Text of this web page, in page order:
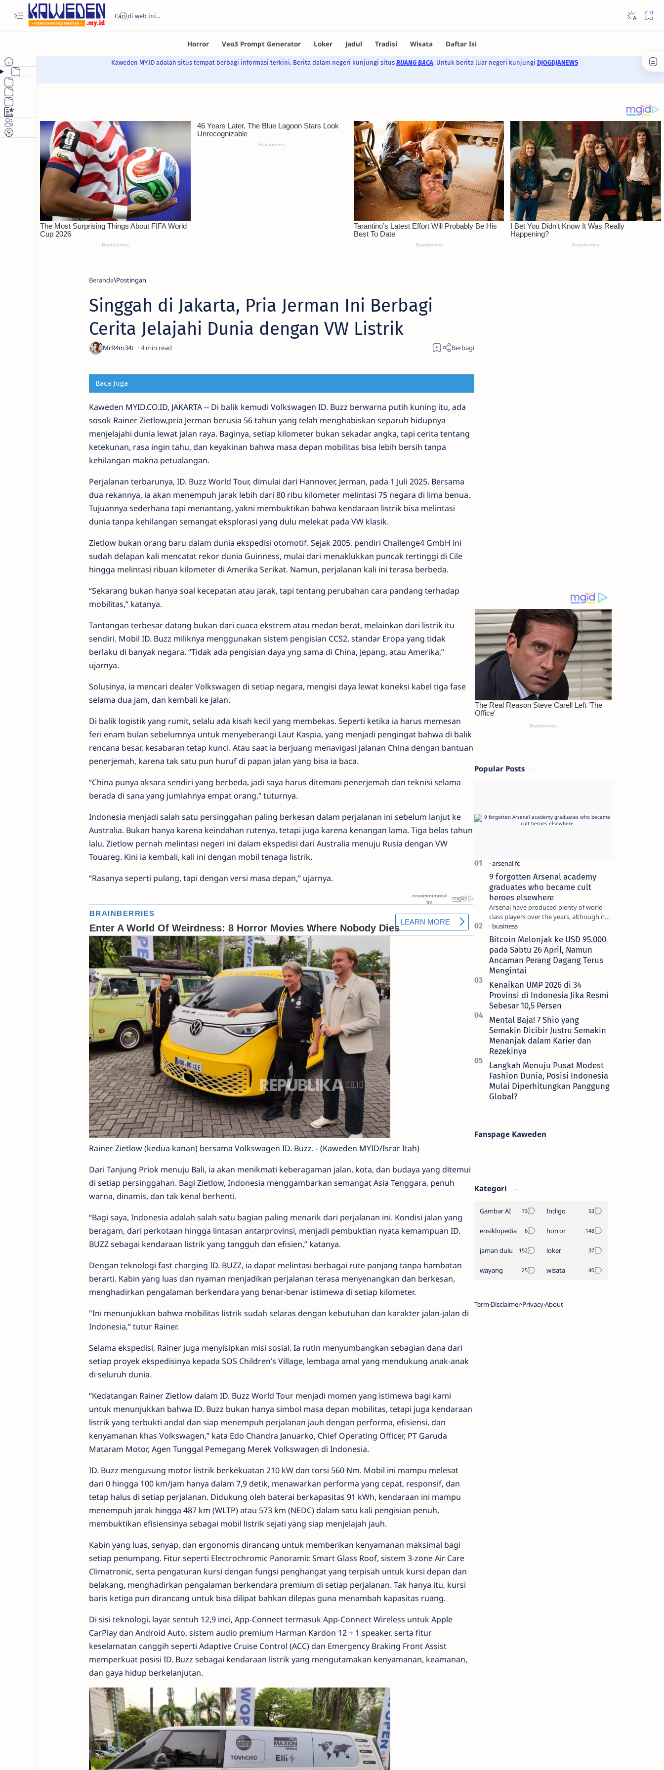
Kaweden MY.ID adalah situs tempat berbagi informasi terkini. Berita dalam negeri kunjungi situs RUANG BACA. Untuk berita luar negeri kunjungi DJOGDJANEWS
Beranda
Singgah di Jakarta, Pria Jerman Ini Berbagi
Cerita Jelajahi Dunia dengan VW Listrik
4
Baca Juga
Kaweden MYID.CO.ID, JAKARTA -- Di balik kemudi Volkswagen ID. Buzz berwarna putih kuning itu, ada
sosok Rainer Zietlow,pria Jerman berusia 56 tahun yang telah menghabiskan separuh hidupnya
menjelajahi dunia lewat jalan raya. Baginya, setiap kilometer bukan sekadar angka, tapi cerita tentang
ketekunan, rasa ingin tahu, dan keyakinan bahwa masa depan mobilitas bisa lebih bersih tanpa
kehilangan makna petualangan.
Perjalanan terbarunya, ID. Buzz World Tour, dimulai dari Hannover, Jerman, pada 1 Juli 2025. Bersama
dua rekannya, ia akan menempuh jarak lebih dari 80 ribu kilometer melintasi 75 negara di lima benua.
Tujuannya sederhana tapi menantang, yakni membuktikan bahwa kendaraan listrik bisa melintasi
dunia tanpa kehilangan semangat eksplorasi yang dulu melekat pada VW klasik.
Zietlow bukan orang baru dalam dunia ekspedisi otomotif. Sejak 2005, pendiri Challenge4 GmbH ini
sudah delapan kali mencatat rekor dunia Guinness, mulai dari menaklukkan puncak tertinggi di Cile
hingga melintasi ribuan kilometer di Amerika Serikat. Namun, perjalanan kali ini terasa berbeda.
“Sekarang bukan hanya soal kecepatan atau jarak, tapi tentang perubahan cara pandang terhadap
mobilitas,” katanya.
Tantangan terbesar datang bukan dari cuaca ekstrem atau medan berat, melainkan dari listrik itu
sendiri. Mobil ID. Buzz miliknya menggunakan sistem pengisian CCS2, standar Eropa yang tidak
berlaku di banyak negara. “Tidak ada pengisian daya yng sama di China, Jepang, atau Amerika,”
ujarnya.
Solusinya, ia mencari dealer Volkswagen di setiap negara, mengisi daya lewat koneksi kabel tiga fase
selama dua jam, dan kembali ke jalan.
Di balik logistik yang rumit, selalu ada kisah kecil yang membekas. Seperti ketika ia harus memesan
feri enam bulan sebelumnya untuk menyeberangi Laut Kaspia, yang menjadi pengingat bahwa di balik
rencana besar, kesabaran tetap kunci. Atau saat ia berjuang menavigasi jalanan China dengan bantuan
penerjemah, karena tak satu pun huruf di papan jalan yang bisa ia baca.
“China punya aksara sendiri yang berbeda, jadi saya harus ditemani penerjemah dan teknisi selama
berada di sana yang jumlahnya empat orang,” tuturnya.
Indonesia menjadi salah satu persinggahan paling berkesan dalam perjalanan ini sebelum lanjut ke
Australia. Bukan hanya karena keindahan rutenya, tetapi juga karena kenangan lama. Tiga belas tahun
lalu, Zietlow pernah melintasi negeri ini dalam ekspedisi dari Australia menuju Rusia dengan VW
Touareg. Kini ia kembali, kali ini dengan mobil tenaga listrik.
“Rasanya seperti pulang, tapi dengan versi masa depan,” ujarnya.
Rainer Zietlow (kedua kanan) bersama Volkswagen ID. Buzz. - (Kaweden MYID/Israr Itah)
Dari Tanjung Priok menuju Bali, ia akan menikmati keberagaman jalan, kota, dan budaya yang ditemui
di setiap persinggahan. Bagi Zietlow, Indonesia menggambarkan semangat Asia Tenggara, penuh
warna, dinamis, dan tak kenal berhenti.
“Bagi saya, Indonesia adalah salah satu bagian paling menarik dari perjalanan ini. Kondisi jalan yang
beragam, dari perkotaan hingga lintasan antarprovinsi, menjadi pembuktian nyata kemampuan ID.
BUZZ sebagai kendaraan listrik yang tangguh dan efisien,” katanya.
Dengan teknologi fast charging ID. BUZZ, ia dapat melintasi berbagai rute panjang tanpa hambatan
berarti. Kabin yang luas dan nyaman menjadikan perjalanan terasa menyenangkan dan berkesan,
menghadirkan pengalaman berkendara yang benar-benar istimewa di setiap kilometer.
"Ini menunjukkan bahwa mobilitas listrik sudah selaras dengan kebutuhan dan karakter jalan-jalan di
Indonesia,” tutur Rainer.
Selama ekspedisi, Rainerjuga menyisipkan misi sosial. Ia rutin menyumbangkan sebagian dana dari
setiap proyek ekspedisinya kepada SOS Children’s Village, lembaga amal yang mendukung anak-anak
di seluruh dunia.
“Kedatangan Rainer Zietlow dalam ID. Buzz World Tour menjadi momen yang istimewa bagi kami
untuk menunjukkan bahwa ID. Buzz bukan hanya simbol masa depan mobilitas, tetapi juga kendaraan
listrik yang terbukti andal dan siap menempuh perjalanan jauh dengan performa, efisiensi, dan
kenyamanan khas Volkswagen,” kata Edo Chandra Januarko, Chief Operating Officer, PT Garuda
Mataram Motor, Agen Tunggal Pemegang Merek Volkswagen di Indonesia.
ID. Buzz mengusung motor listrik berkekuatan 210 kW dan torsi 560 Nm. Mobil ini mampu melesat
dari 0 hingga 100 km/jam hanya dalam 7,9 detik, menawarkan performa yang cepat, responsif, dan
tetap halus di setiap perjalanan. Didukung oleh baterai berkapasitas 91 kWh, kendaraan ini mampu
menempuh jarak hingga 487 km (WLTP) atau 573 km (NEDC) dalam satu kali pengisian penuh,
membuktikan efisiensinya sebagai mobil listrik sejati yang siap menjelajah jauh.
Kabin yang luas, senyap, dan ergonomis dirancang untuk memberikan kenyamanan maksimal bagi
setiap penumpang. Fitur seperti Electrochromic Panoramic Smart Glass Roof, sistem 3-zone Air Care
Climatronic, serta pengaturan kursi dengan fungsi penghangat yang terpisah untuk kursi depan dan
belakang, menghadirkan pengalaman berkendara premium di setiap perjalanan. Tak hanya itu, kursi
baris ketiga pun dirancang untuk bisa dilipat bahkan dilepas guna menambah kapasitas ruang.
Di sisi teknologi, layar sentuh 12,9 inci, App-Connect termasuk App-Connect Wireless untuk Apple
CarPlay dan Android Auto, sistem audio premium Harman Kardon 12 + 1 speaker, serta fitur
keselamatan canggih seperti Adaptive Cruise Control (ACC) dan Emergency Braking Front Assist
memperkuat posisi ID. Buzz sebagai kendaraan listrik yang mengutamakan kenyamanan, keamanan,
dan gaya hidup berkelanjutan.
Popular Posts
9 forgotten Arsenal academy
graduates who became cult
heroes elsewhere
Arsenal have produced plenty of world-
class players over the years, although not
all of them make the grade at the
Emirates. For every Tony Ada…
Bitcoin Melonjak ke USD 95.000
pada Sabtu 26 April, Namun
Ancaman Perang Dagang Terus
Mengintai
Kenaikan UMP 2026 di 34
Provinsi di Indonesia Jika Resmi
Sebesar 10,5 Persen
Mental Baja! 7 Shio yang
Semakin Dicibir Justru Semakin
Menanjak dalam Karier dan
Rezekinya
Langkah Menuju Pusat Modest
Fashion Dunia, Posisi Indonesia
Mulai Diperhitungkan Panggung
Global?
Fanspage Kaweden
Kategori
Gambar AI Indigo
ensiklopedia horror
jaman dulu loker
wayang wisata
TermDisclaimerPrivacyAbout